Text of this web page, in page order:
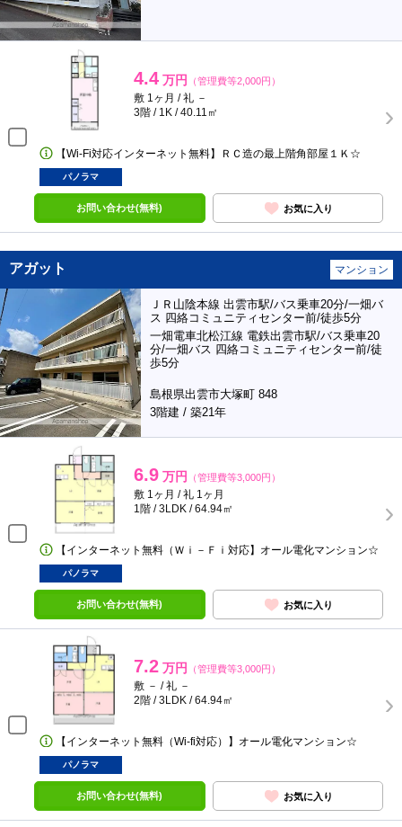
4.4 万円 （管理費等2,000円）
敷 1ヶ月 / 礼 －
3階 / 1K / 40.11㎡
【Wi-Fi対応インターネット無料】ＲＣ造の最上階角部屋１Ｋ☆
パノラマ
お問い合わせ(無料) お気に入り
アガット マンション
ＪＲ山陰本線 出雲市駅/バス乗車20分/一畑バ
ス 四絡コミュニティセンター前/徒歩5分
一畑電車北松江線 電鉄出雲市駅/バス乗車20
分/一畑バス 四絡コミュニティセンター前/徒
歩5分
島根県出雲市大塚町 848
3階建 / 築21年
6.9 万円 （管理費等3,000円）
敷 1ヶ月 / 礼 1ヶ月
1階 / 3LDK / 64.94㎡
【インターネット無料（Ｗｉ－Ｆｉ対応】オール電化マンション☆
パノラマ
お問い合わせ(無料) お気に入り
7.2 万円 （管理費等3,000円）
敷 － / 礼 －
2階 / 3LDK / 64.94㎡
【インターネット無料（Wi-fi対応）】オール電化マンション☆
パノラマ
お問い合わせ(無料) お気に入り